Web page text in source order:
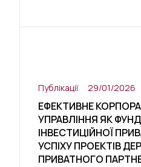
Публікації 29/01/2026
ЕФЕКТИВНЕ
УПРАВЛІННЯ ЯК
ІНВЕСТИЦІЙНОЇ
УСПІХУ ПРОЕКТІВ
ПРИВАТНОГО